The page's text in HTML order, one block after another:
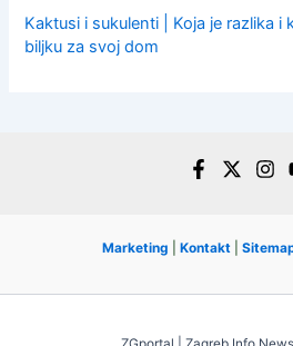
Kaktusi i sukulenti | Koja je razlika i
biljku za svoj dom
Marketing Kontakt